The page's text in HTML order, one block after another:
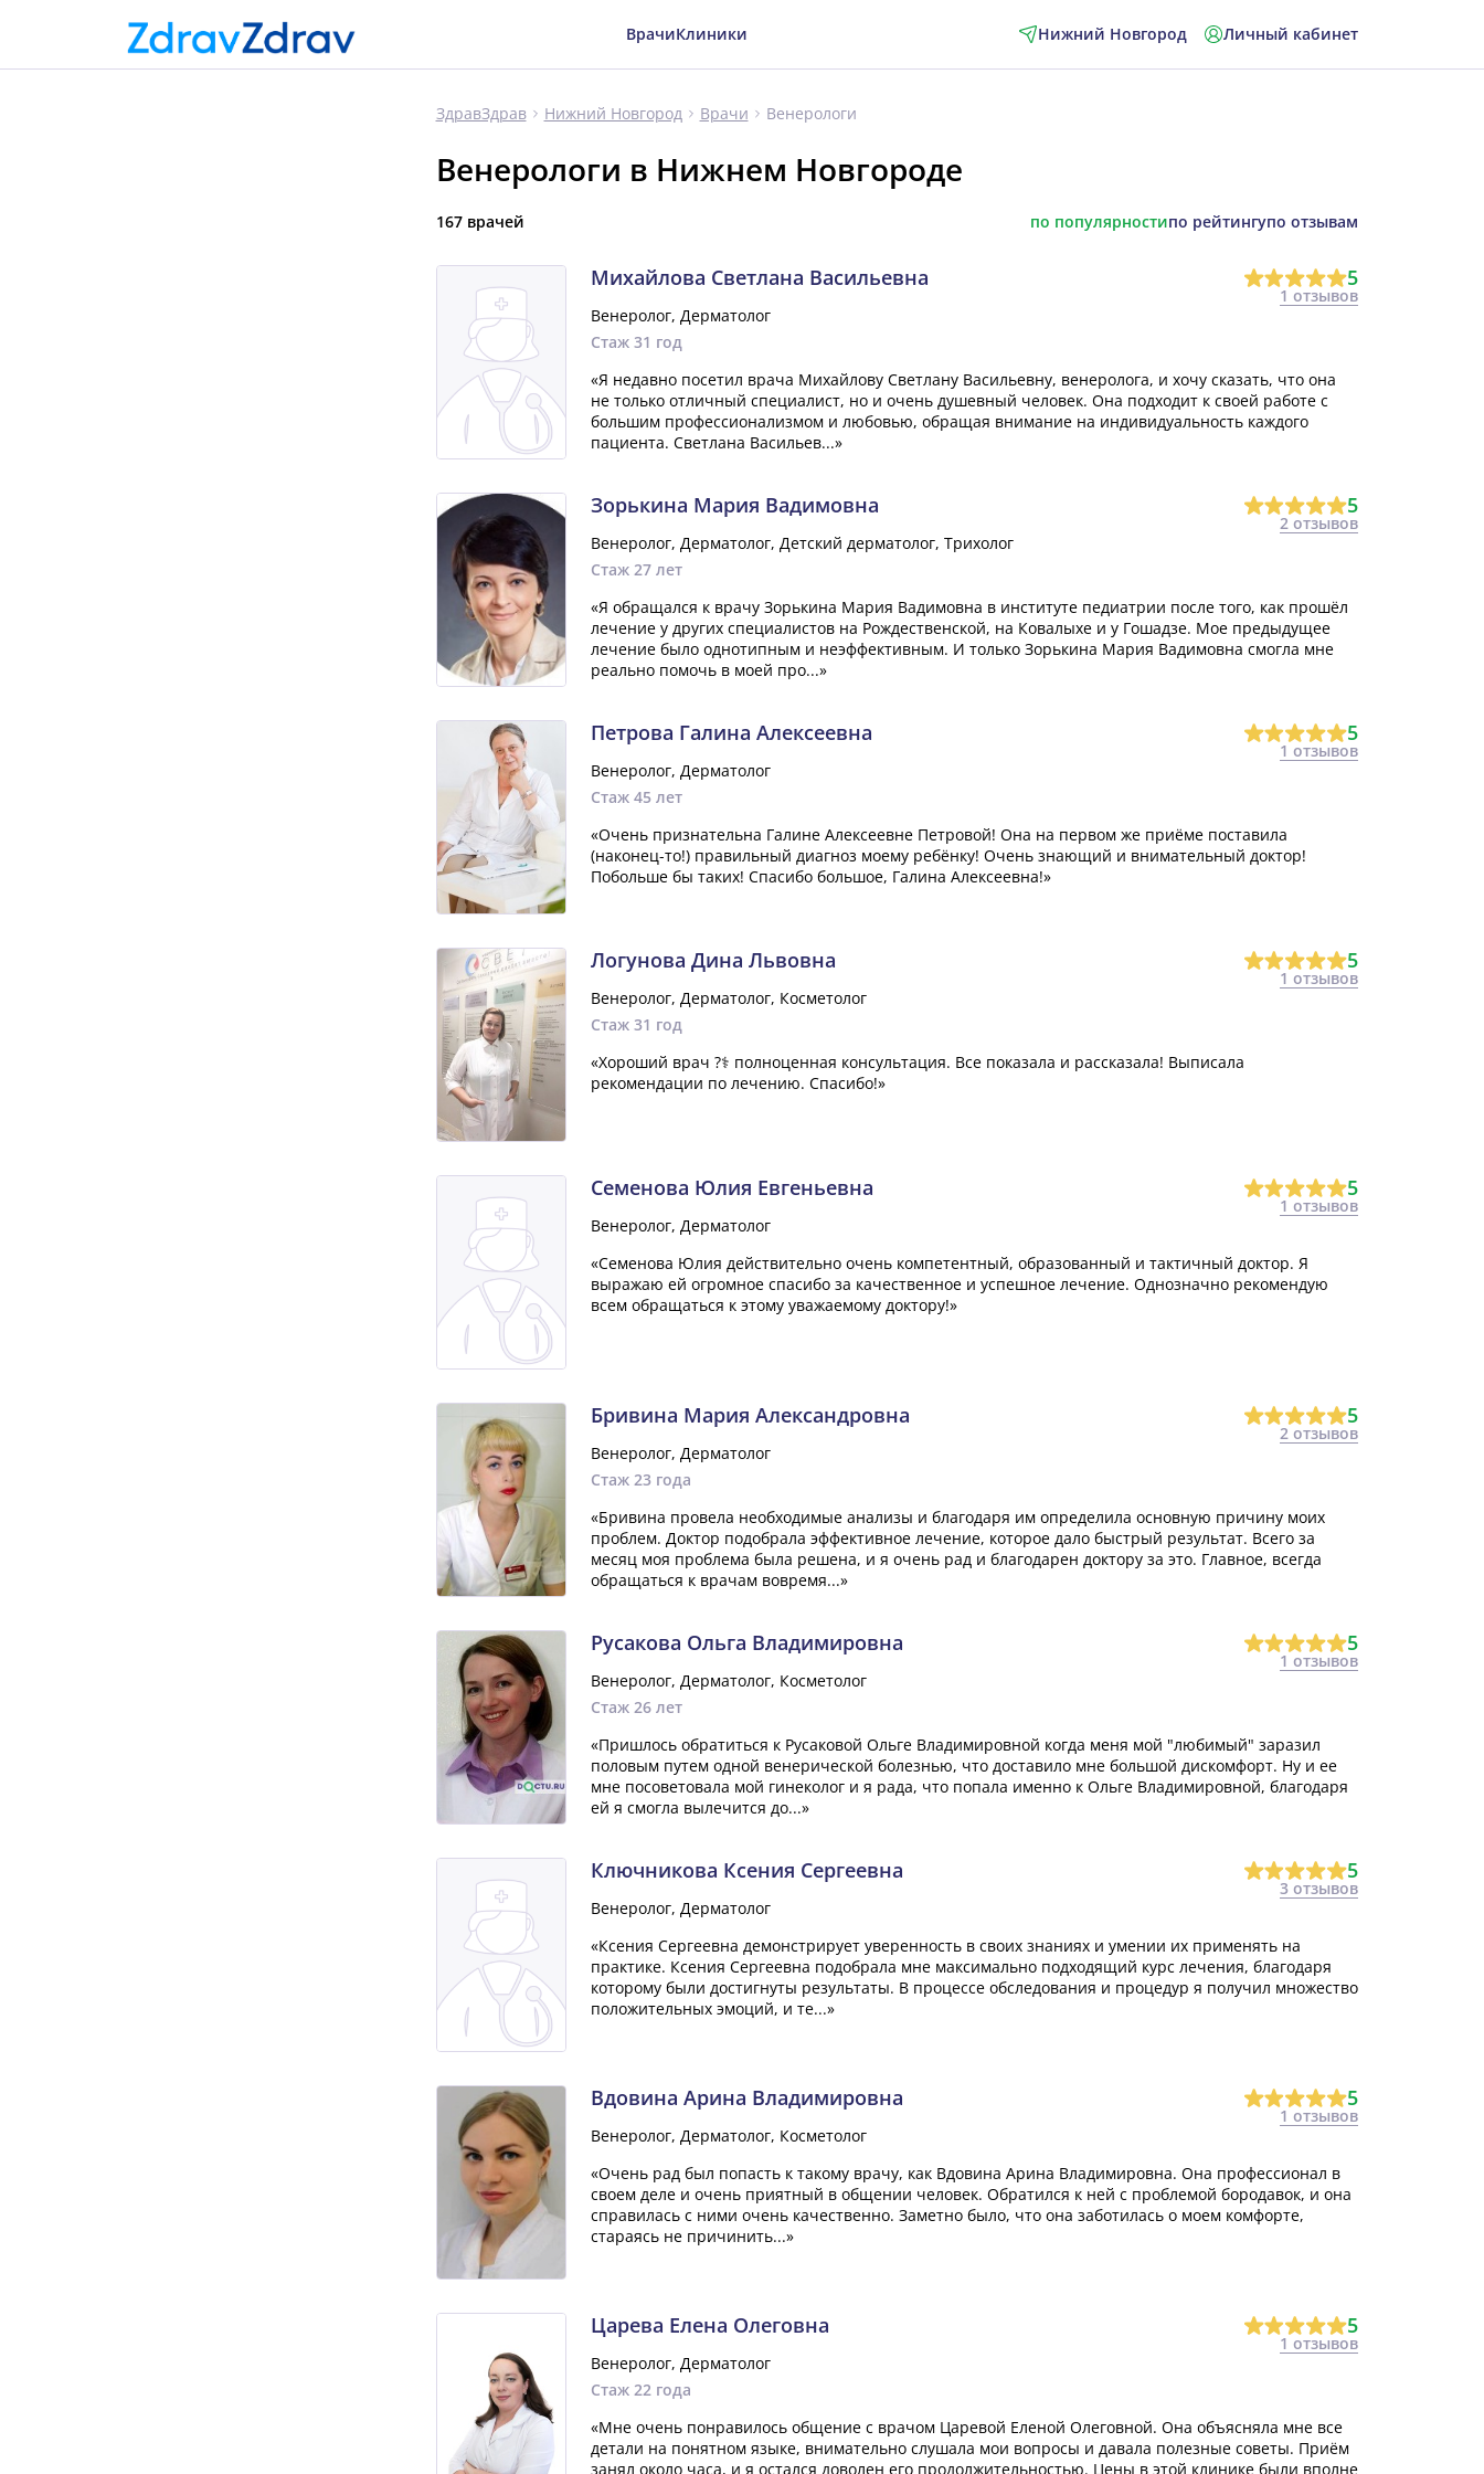
ВрачиКлиники Нижний Новгород Личный кабинет
ЗдравЗдрав Нижний Новгород Врачи Венерологи
Венерологи в Нижнем Новгороде
167 врачей по популярностипо рейтингупо отзывам
Михайлова Светлана Васильевна 5
1 отзывов
Венеролог, Дерматолог
Стаж 31 год
«Я недавно посетил врача Михайлову Светлану Васильевну, венеролога, и хочу сказать, что она
не только отличный специалист, но и очень душевный человек. Она подходит к своей работе с
большим профессионализмом и любовью, обращая внимание на индивидуальность каждого
пациента. Светлана Васильев...»
Зорькина Мария Вадимовна 5
2 отзывов
Венеролог, Дерматолог, Детский дерматолог, Трихолог
Стаж 27 лет
«Я обращался к врачу Зорькина Мария Вадимовна в институте педиатрии после того, как прошёл
лечение у других специалистов на Рождественской, на Ковалыхе и у Гошадзе. Мое предыдущее
лечение было однотипным и неэффективным. И только Зорькина Мария Вадимовна смогла мне
реально помочь в моей про...»
Петрова Галина Алексеевна 5
1 отзывов
Венеролог, Дерматолог
Стаж 45 лет
«Очень признательна Галине Алексеевне Петровой! Она на первом же приёме поставила
(наконец-то!) правильный диагноз моему ребёнку! Очень знающий и внимательный доктор!
Побольше бы таких! Спасибо большое, Галина Алексеевна!»
Логунова Дина Львовна 5
1 отзывов
Венеролог, Дерматолог, Косметолог
Стаж 31 год
«Хороший врач ?‍⚕️ полноценная консультация. Все показала и рассказала! Выписала
рекомендации по лечению. Спасибо!»
Семенова Юлия Евгеньевна 5
1 отзывов
Венеролог, Дерматолог
«Семенова Юлия действительно очень компетентный, образованный и тактичный доктор. Я
выражаю ей огромное спасибо за качественное и успешное лечение. Однозначно рекомендую
всем обращаться к этому уважаемому доктору!»
Бривина Мария Александровна 5
2 отзывов
Венеролог, Дерматолог
Стаж 23 года
«Бривина провела необходимые анализы и благодаря им определила основную причину моих
проблем. Доктор подобрала эффективное лечение, которое дало быстрый результат. Всего за
месяц моя проблема была решена, и я очень рад и благодарен доктору за это. Главное, всегда
обращаться к врачам вовремя...»
Русакова Ольга Владимировна 5
1 отзывов
Венеролог, Дерматолог, Косметолог
Стаж 26 лет
«Пришлось обратиться к Русаковой Ольге Владимировной когда меня мой "любимый" заразил
половым путем одной венерической болезнью, что доставило мне большой дискомфорт. Ну и ее
мне посоветовала мой гинеколог и я рада, что попала именно к Ольге Владимировной, благодаря
ей я смогла вылечится до...»
Ключникова Ксения Сергеевна 5
3 отзывов
Венеролог, Дерматолог
«Ксения Сергеевна демонстрирует уверенность в своих знаниях и умении их применять на
практике. Ксения Сергеевна подобрала мне максимально подходящий курс лечения, благодаря
которому были достигнуты результаты. В процессе обследования и процедур я получил множество
положительных эмоций, и те...»
Вдовина Арина Владимировна 5
1 отзывов
Венеролог, Дерматолог, Косметолог
«Очень рад был попасть к такому врачу, как Вдовина Арина Владимировна. Она профессионал в
своем деле и очень приятный в общении человек. Обратился к ней с проблемой бородавок, и она
справилась с ними очень качественно. Заметно было, что она заботилась о моем комфорте,
стараясь не причинить...»
Царева Елена Олеговна 5
1 отзывов
Венеролог, Дерматолог
Стаж 22 года
«Мне очень понравилось общение с врачом Царевой Еленой Олеговной. Она объясняла мне все
детали на понятном языке, внимательно слушала мои вопросы и давала полезные советы. Приём
занял около часа, и я остался доволен его продолжительностью. Цены в этой клинике были вполне